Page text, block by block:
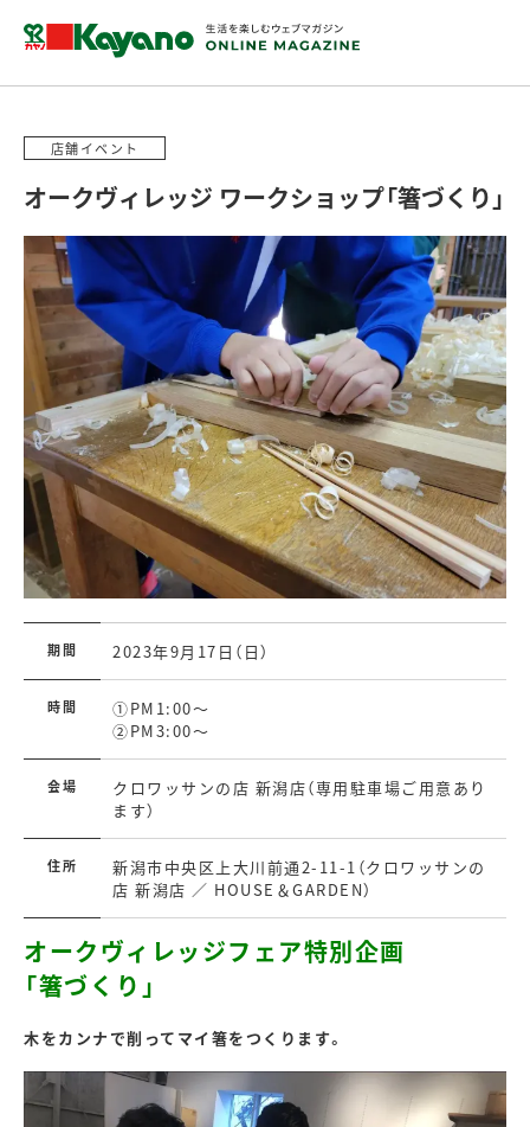
店舗イベント
オークヴィレッジ ワークショップ「箸づくり」
期間 2023年9月17日（日）
時間
①PM1:00～
②PM3:00～
会場
クロワッサンの店 新潟店（専用駐車場ご用意あり
ます）
住所
新潟市中央区上大川前通2-11-1（クロワッサンの
店 新潟店 ／ HOUSE＆GARDEN）
オークヴィレッジフェア特別企画
「箸づくり」
木をカンナで削ってマイ箸をつくります。